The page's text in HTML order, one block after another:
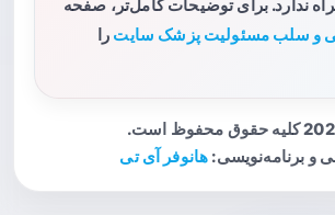
ندارد. برای توضیحات کامل‌تر، صفحه
و سلب مسئولیت پزشک سایت را
و برنامه‌نویسی: هانوفر آی تی